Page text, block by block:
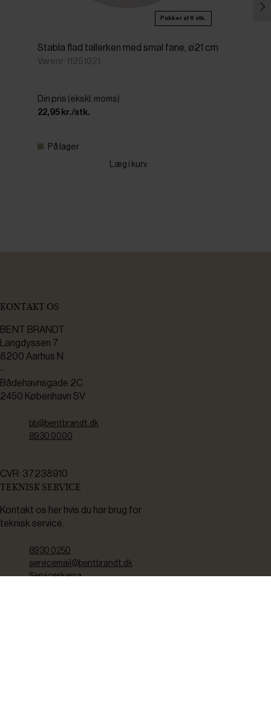
Pakker af 6 stk.
Stabla flad tallerken med smal fane, ø21 cm
Varenr: 11251021
Din pris (ekskl. moms)
22,95 kr./stk.
På lager
Læg i kurv
KONTAKT OS
BENT BRANDT
Langdyssen 7
8200 Aarhus N
-
Bådehavnsgade 2C
2450 København SV
bb@bentbrandt.dk
8930 0000
CVR: 37238910
TEKNISK SERVICE
Kontakt os her hvis du har brug for
teknisk service.
8930 0250
servicemail@bentbrandt.dk
Serviceskema